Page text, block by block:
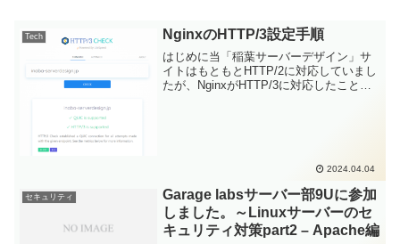
Tech NginxのHTTP/3設定手順
はじめに当「稲葉サーバーデザイン」サ
イトはもともとHTTP/2に対応していまし
たが、NginxがHTTP/3に対応したことが
2024.04.04
セキュリティ
Garage labsサーバー部9Uに参加
しました。～Linuxサーバーのセ
キュリティ対策part2 – Apache編